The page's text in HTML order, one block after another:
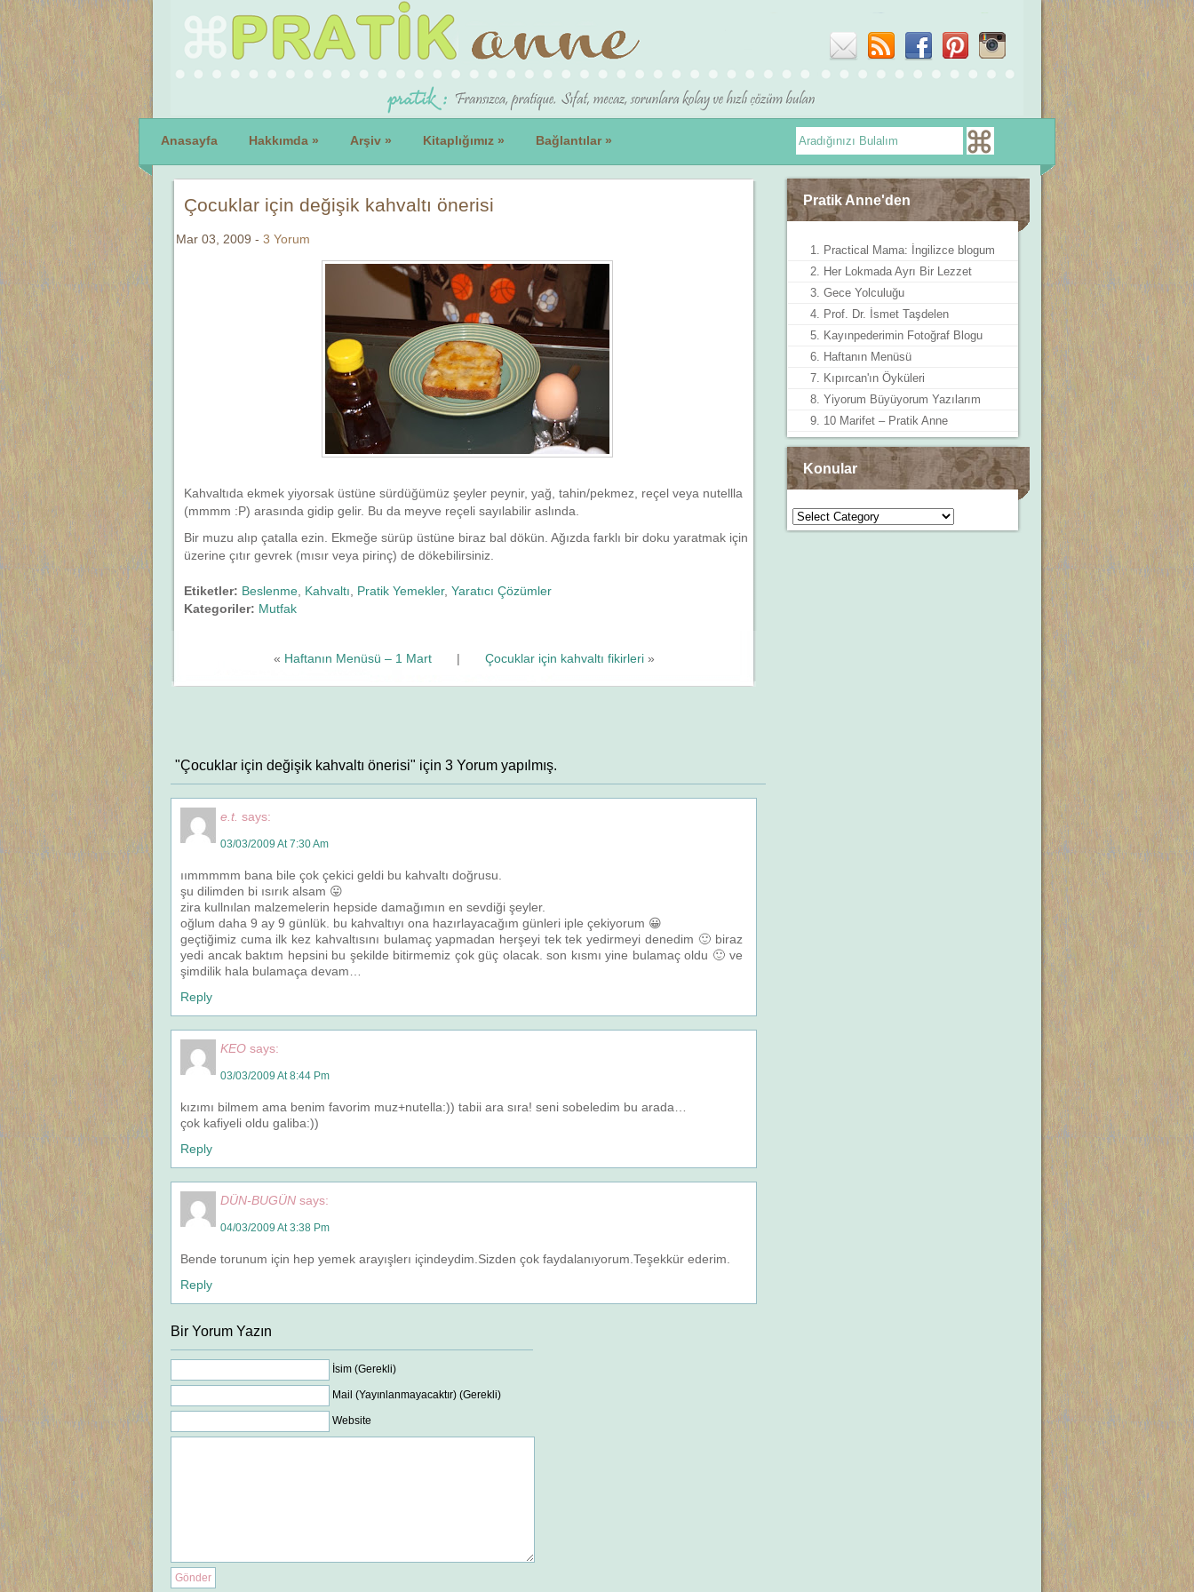
Anasayfa Hakkımda » Arşiv » Kitaplığımız » Bağlantılar»
Çocuklar için değişik kahvaltı önerisi
Mar 03, 2009 - 3 Yorum
Kahvaltıda ekmek yiyorsak üstüne sürdüğümüz şeyler peynir, yağ, tahin/pekmez, reçel veya nutellla
(mmmm :P) arasında gidip gelir. Bu da meyve reçeli sayılabilir aslında.
Bir muzu alıp çatalla ezin. Ekmeğe sürüp üstüne biraz bal dökün. Ağızda farklı bir doku yaratmak için
üzerine çıtır gevrek (mısır veya pirinç) de dökebilirsiniz.
Etiketler: Beslenme Kahvaltı Pratik Yemekler, Yaratıcı Çözümler
Kategoriler: Mutfak
« Haftanın Menüsü – 1 Mart| Çocuklar için kahvaltı fikirleri»
"Çocuklar için değişik kahvaltı önerisi" için 3 Yorum yapılmış.
e.t. says:
03/03/2009 At 7:30 Am
ıımmmmm bana bile çok çekici geldi bu kahvaltı doğrusu.
şu dilimden bi ısırık alsam 😛
zira kullnılan malzemelerin hepside damağımın en sevdiği şeyler.
oğlum daha 9 ay 9 günlük. bu kahvaltıyı ona hazırlayacağım günleri iple çekiyorum 😀
geçtiğimiz cuma ilk kez kahvaltısını bulamaç yapmadan herşeyi tek tek yedirmeyi denedim 🙂 biraz
yedi ancak baktım hepsini bu şekilde bitirmemiz çok güç olacak. son kısmı yine bulamaç oldu 🙂 ve
şimdilik hala bulamaça devam…
Reply
KEO says:
03/03/2009 At 8:44 Pm
kızımı bilmem ama benim favorim muz+nutella:)) tabii ara sıra! seni sobeledim bu arada…
çok kafiyeli oldu galiba:))
Reply
DÜN-BUGÜN says:
04/03/2009 At 3:38 Pm
Bende torunum için hep yemek arayışlerı içindeydim.Sizden çok faydalanıyorum.Teşekkür ederim.
Reply
Bir Yorum Yazın
İsim (Gerekli)
Mail (Yayınlanmayacaktır) (Gerekli)
Website
Pratik Anne'den
1. Practical Mama: İngilizce blogum
2. Her Lokmada Ayrı Bir Lezzet
3. Gece Yolculuğu
4. Prof. Dr. İsmet Taşdelen
5. Kayınpederimin Fotoğraf Blogu
6. Haftanın Menüsü
7. Kıpırcan'ın Öyküleri
8. Yiyorum Büyüyorum Yazılarım
9. 10 Marifet – Pratik Anne
Konular
Konular